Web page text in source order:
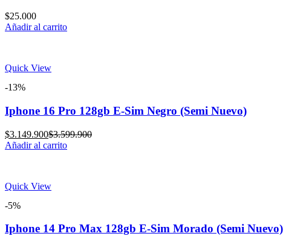
$25.000
Añadir al carrito
Quick View
-13%
Iphone 16 Pro 128gb E-Sim Negro (Semi Nuevo)
$3.149.900Current
price
$3.599.900Original
Añadir al carrito
Quick View
-5%
Iphone 14 Pro Max 128gb E-Sim Morado (Semi Nuevo)